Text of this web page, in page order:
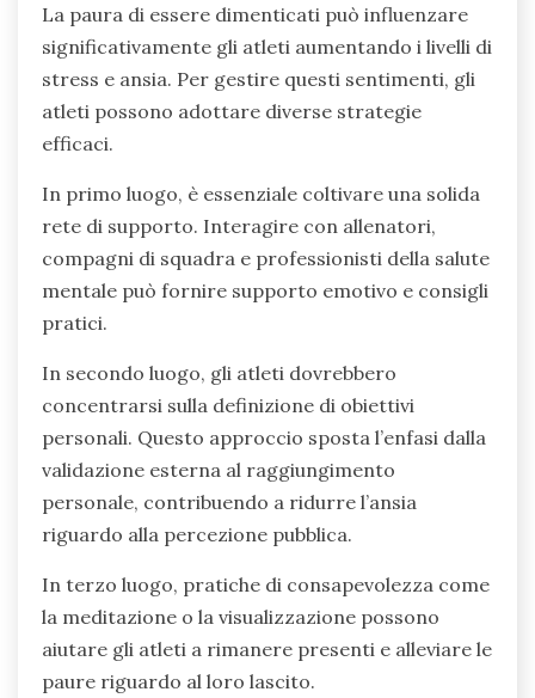
La paura di essere dimenticati può influenzare
significativamente gli atleti aumentando i livelli di
stress e ansia. Per gestire questi sentimenti, gli
atleti possono adottare diverse strategie
efficaci.
In primo luogo, è essenziale coltivare una solida
rete di supporto. Interagire con allenatori,
compagni di squadra e professionisti della salute
mentale può fornire supporto emotivo e consigli
pratici.
In secondo luogo, gli atleti dovrebbero
concentrarsi sulla definizione di obiettivi
personali. Questo approccio sposta l’enfasi dalla
validazione esterna al raggiungimento
personale, contribuendo a ridurre l’ansia
riguardo alla percezione pubblica.
In terzo luogo, pratiche di consapevolezza come
la meditazione o la visualizzazione possono
aiutare gli atleti a rimanere presenti e alleviare le
paure riguardo al loro lascito.